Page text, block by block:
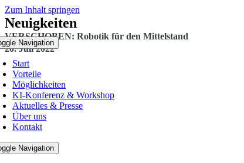
Zum Inhalt springen
Navigation
Start
Vorteile
Möglichkeiten
KI-Konferenz & Workshop
Aktuelles & Presse
Über uns
Kontakt
Navigation
Neuigkeiten
VERSCHOBEN: Robotik für den Mittelstand
20. Juli 2022